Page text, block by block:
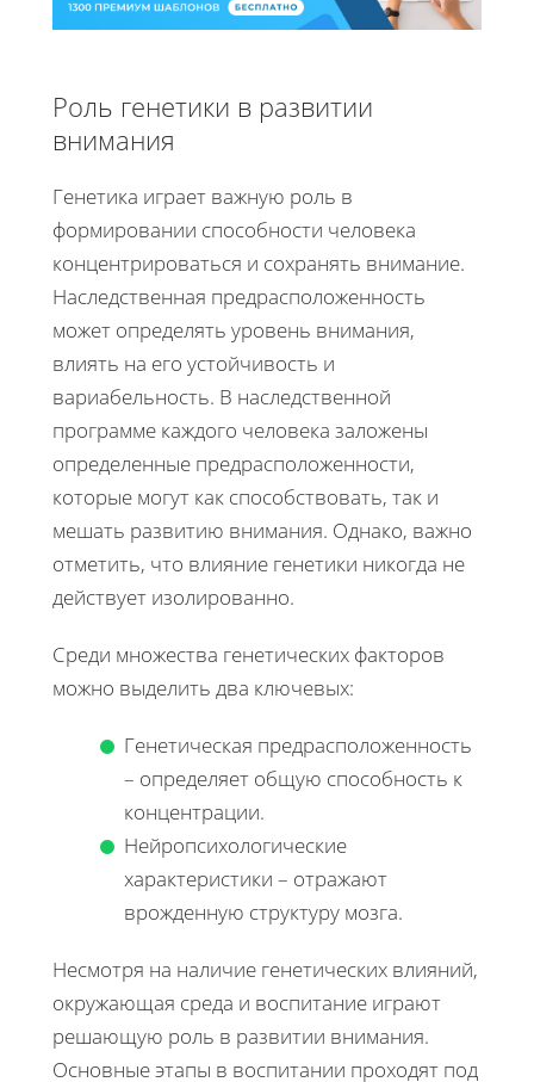
Роль генетики в развитии
внимания
Генетика играет важную роль в
формировании способности человека
концентрироваться и сохранять внимание.
Наследственная предрасположенность
может определять уровень внимания,
влиять на его устойчивость и
вариабельность. В наследственной
программе каждого человека заложены
определенные предрасположенности,
которые могут как способствовать, так и
мешать развитию внимания. Однако, важно
отметить, что влияние генетики никогда не
действует изолированно.
Среди множества генетических факторов
можно выделить два ключевых:
Генетическая предрасположенность
– определяет общую способность к
концентрации.
Нейропсихологические
характеристики – отражают
врожденную структуру мозга.
Несмотря на наличие генетических влияний,
окружающая среда и воспитание играют
решающую роль в развитии внимания.
Основные этапы в воспитании проходят под